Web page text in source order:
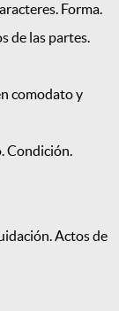
Forma.
de las partes.
comodato y
Condición.
Actos de